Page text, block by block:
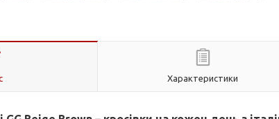
Характеристики